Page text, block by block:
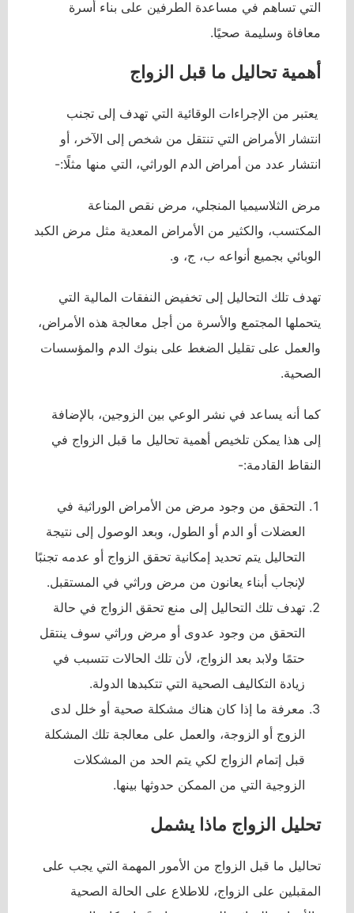
التي تساهم في مساعدة الطرفين على بناء أسرة
معافاة وسليمة صحيًا.
أهمية تحاليل ما قبل الزواج
يعتبر من الإجراءات الوقائية التي تهدف إلى تجنب
انتشار الأمراض التي تنتقل من شخص إلى الآخر، أو
انتشار عدد من أمراض الدم الوراثي، التي منها مثلًا:-
مرض الثلاسيميا المنجلي، مرض نقص المناعة
المكتسب، والكثير من الأمراض المعدية مثل مرض الكبد
الوبائي بجميع أنواعه ب، ج، و.
تهدف تلك التحاليل إلى تخفيض النفقات المالية التي
يتحملها المجتمع والأسرة من أجل معالجة هذه الأمراض،
والعمل على تقليل الضغط على بنوك الدم والمؤسسات
الصحية.
كما أنه يساعد في نشر الوعي بين الزوجين، بالإضافة
إلى هذا يمكن تلخيص أهمية تحاليل ما قبل الزواج في
النقاط القادمة:-
التحقق من وجود مرض من الأمراض الوراثية في
العضلات أو الدم أو الطول، وبعد الوصول إلى نتيجة
التحاليل يتم تحديد إمكانية تحقق الزواج أو عدمه تجنبًا
لإنجاب أبناء يعانون من مرض وراثي في المستقبل.
تهدف تلك التحاليل إلى منع تحقق الزواج في حالة
التحقق من وجود عدوى أو مرض وراثي سوف ينتقل
حتمًا ولابد بعد الزواج، لأن تلك الحالات تتسبب في
زيادة التكاليف الصحية التي تتكبدها الدولة.
معرفة ما إذا كان هناك مشكلة صحية أو خلل لدى
الزوج أو الزوجة، والعمل على معالجة تلك المشكلة
قبل إتمام الزواج لكي يتم الحد من المشكلات
الزوجية التي من الممكن حدوثها بينها.
تحليل الزواج ماذا يشمل
تحاليل ما قبل الزواج من الأمور المهمة التي يجب على
المقبلين على الزواج، للاطلاع على الحالة الصحية